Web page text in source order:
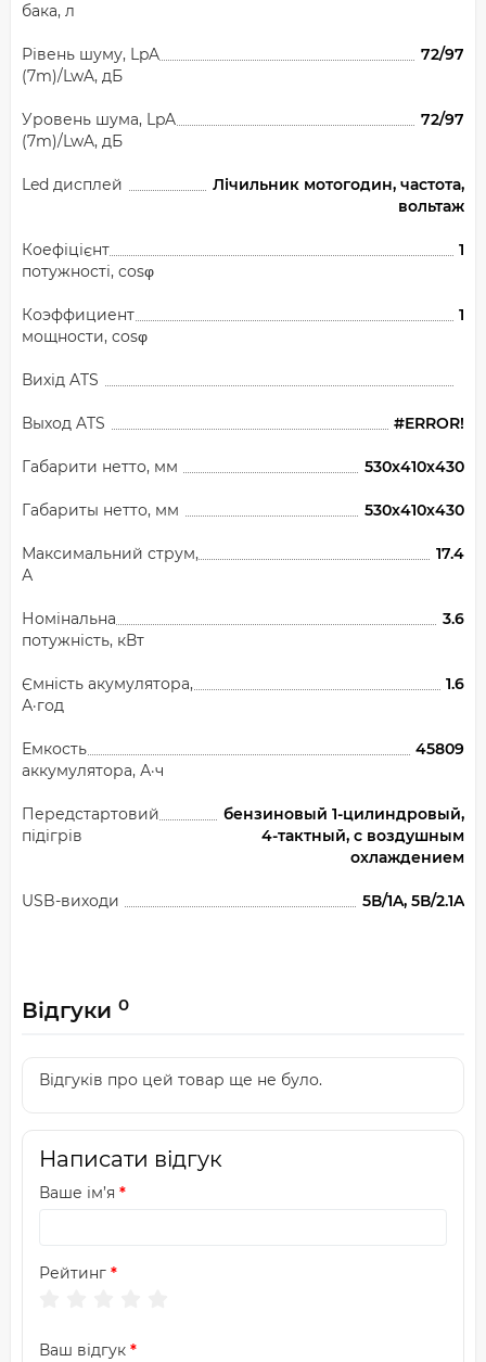
бака, л
Рівень шуму, LpA
(7m)/LwA, дБ
72/97
Уровень шума, LpA
(7m)/LwA, дБ
72/97
Led дисплей
Лічильник мотогодин, частота,
вольтаж
Коефіцієнт
потужності, cosφ
1
Коэффициент
мощности, cosφ
1
Вихід ATS
Выход ATS #ERROR!
Габарити нетто, мм 530х410х430
Габариты нетто, мм 530х410х430
Максимальний струм,
А
17.4
Номінальна
потужність, кВт
3.6
Ємність акумулятора,
А·год
1.6
Емкость
аккумулятора, А·ч
45809
Передстартовий
підігрів
бензиновый 1-цилиндровый,
4-тактный, с воздушным
охлаждением
USB-виходи 5В/1A, 5В/2.1A
Відгуки 0
Відгуків про цей товар ще не було.
Написати відгук
Ваше ім’я
Рейтинг
Ваш відгук